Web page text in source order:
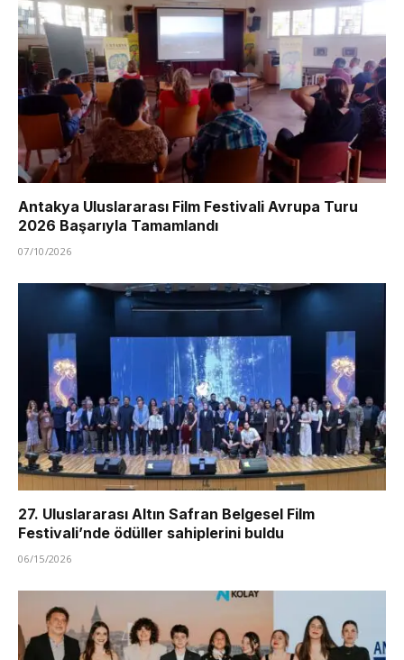
Antakya Uluslararası Film Festivali Avrupa Turu
2026 Başarıyla Tamamlandı
07/10/2026
27. Uluslararası Altın Safran Belgesel Film
Festivali’nde ödüller sahiplerini buldu
06/15/2026